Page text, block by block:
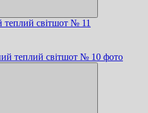
теплий світшот № 11